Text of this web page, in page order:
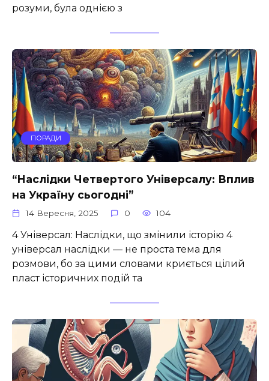
розуми, була однією з
ПОРАДИ
“Наслідки Четвертого Універсалу: Вплив
на Україну сьогодні”
14 Вересня, 2025 0 104
4 Універсал: Наслідки, що змінили історію 4
універсал наслідки — не проста тема для
розмови, бо за цими словами криється цілий
пласт історичних подій та